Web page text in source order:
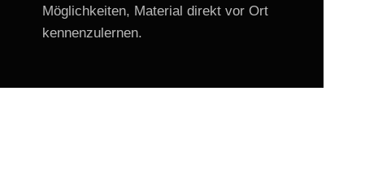
Möglichkeiten, Material direkt vor Ort
kennenzulernen.